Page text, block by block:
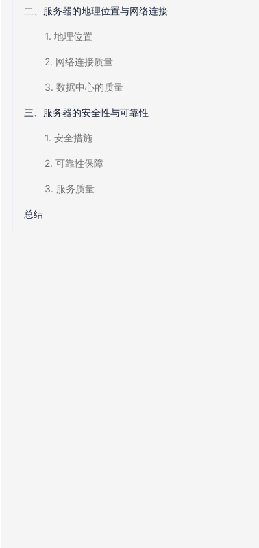
二、服务器的地理位置与网络连接
1. 地理位置
2. 网络连接质量
3. 数据中心的质量
三、服务器的安全性与可靠性
1. 安全措施
2. 可靠性保障
3. 服务质量
总结